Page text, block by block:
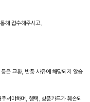
해 접수해주시고,
은 교환, 반품 사유에 해당되지 않습
셔야하며, 행택, 상품카드가 훼손되